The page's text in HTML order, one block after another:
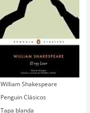
Autor
William Shakespeare
Editorial
Penguin Clásicos
Tapa blanda